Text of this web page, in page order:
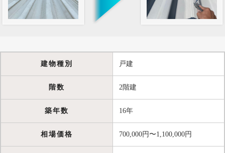
建物種別 戸建
階数 2階建
築年数 16年
相場価格 700,000円〜1,100,000円